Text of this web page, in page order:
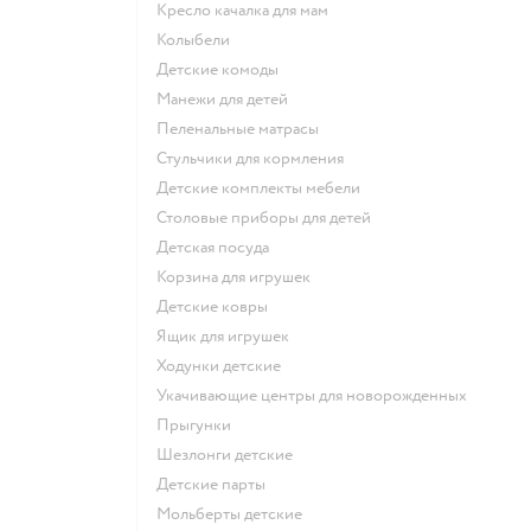
Кресло качалка для мам
Колыбели
Детские комоды
Манежи для детей
Пеленальные матрасы
Стульчики для кормления
Детские комплекты мебели
Столовые приборы для детей
Детская посуда
Корзина для игрушек
Детские ковры
Ящик для игрушек
Ходунки детские
Укачивающие центры для новорожденных
Прыгунки
Шезлонги детские
Детские парты
Мольберты детские